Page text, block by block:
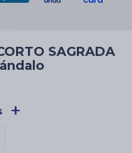
SAGRADA